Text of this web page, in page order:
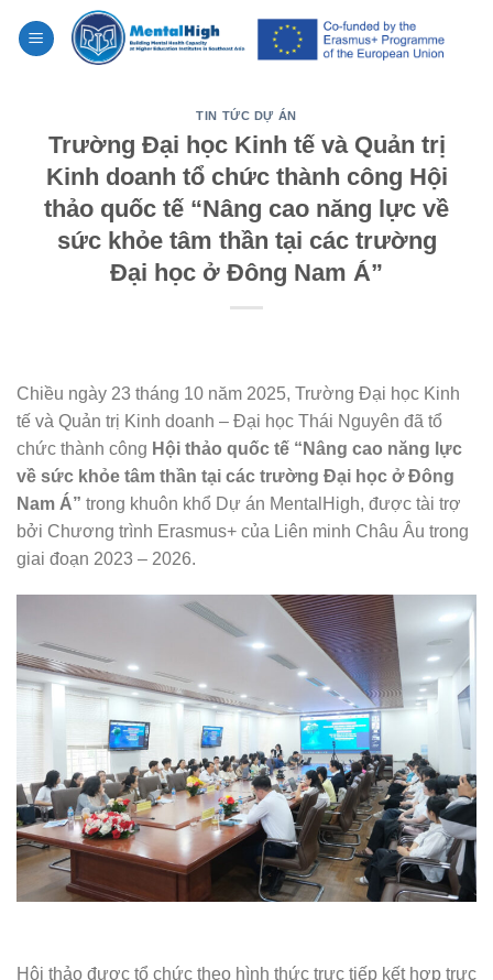
TIN TỨC DỰ ÁN
Trường Đại học Kinh tế và Quản trị
Kinh doanh tổ chức thành công Hội
thảo quốc tế “Nâng cao năng lực về
sức khỏe tâm thần tại các trường
Đại học ở Đông Nam Á”
Chiều ngày 23 tháng 10 năm 2025, Trường Đại học Kinh
tế và Quản trị Kinh doanh – Đại học Thái Nguyên đã tổ
chức thành công Hội thảo quốc tế “Nâng cao năng lực
về sức khỏe tâm thần tại các trường Đại học ở Đông
Nam Á” trong khuôn khổ Dự án MentalHigh, được tài trợ
bởi Chương trình Erasmus+ của Liên minh Châu Âu trong
giai đoạn 2023 – 2026.
Hội thảo được tổ chức theo hình thức trực tiếp kết hợp trực